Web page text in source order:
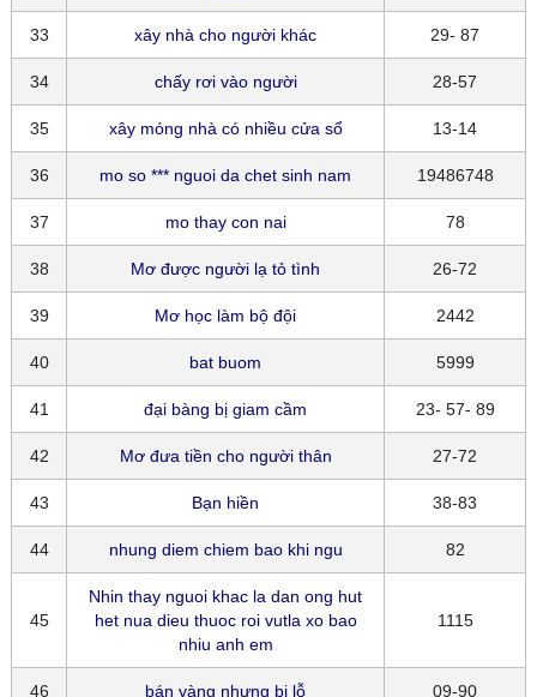
33 xây nhà cho người khác 29- 87
34 chấy rơi vào người 28-57
35 xây móng nhà có nhiều cửa sổ 13-14
36 mo so *** nguoi da chet sinh nam 19486748
37 mo thay con nai 78
38 Mơ được người lạ tỏ tình 26-72
39 Mơ học làm bộ đội 2442
40 bat buom 5999
41 đại bàng bị giam cầm 23- 57- 89
42 Mơ đưa tiền cho người thân 27-72
43 Bạn hiền 38-83
44 nhung diem chiem bao khi ngu 82
45
Nhin thay nguoi khac la dan ong hut
het nua dieu thuoc roi vutla xo bao
nhiu anh em
1115
46 bán vàng nhưng bị lỗ 09-90